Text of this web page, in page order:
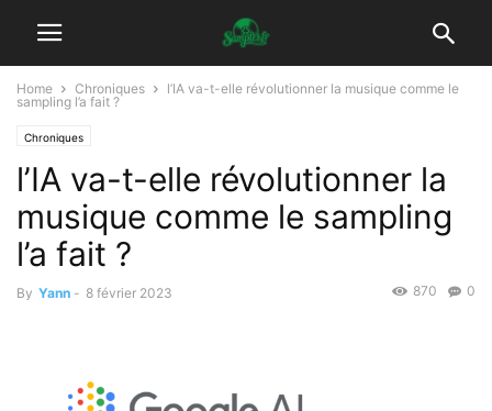
Home Chroniques
l’IA va-t-elle révolutionner la musique comme le
sampling l’a fait ?
Chroniques
l’IA va-t-elle révolutionner la
musique comme le sampling
l’a fait ?
By Yann - 8 février 2023 0
870